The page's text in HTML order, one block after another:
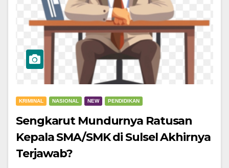
KRIMINAL NASIONAL NEW PENDIDIKAN
Sengkarut Mundurnya Ratusan
Kepala SMA/SMK di Sulsel Akhirnya
Terjawab?